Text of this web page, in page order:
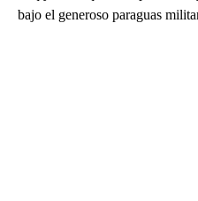
bajo el generoso paraguas